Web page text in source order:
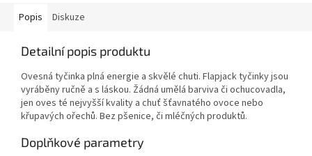
Popis Diskuze
Detailní popis produktu
Ovesná tyčinka plná energie a skvělé chuti. Flapjack tyčinky jsou
vyráběny ručně a s láskou. Žádná umělá barviva či ochucovadla,
jen oves té nejvyšší kvality a chuť šťavnatého ovoce nebo
křupavých ořechů. Bez pšenice, či mléčných produktů.
Doplňkové parametry